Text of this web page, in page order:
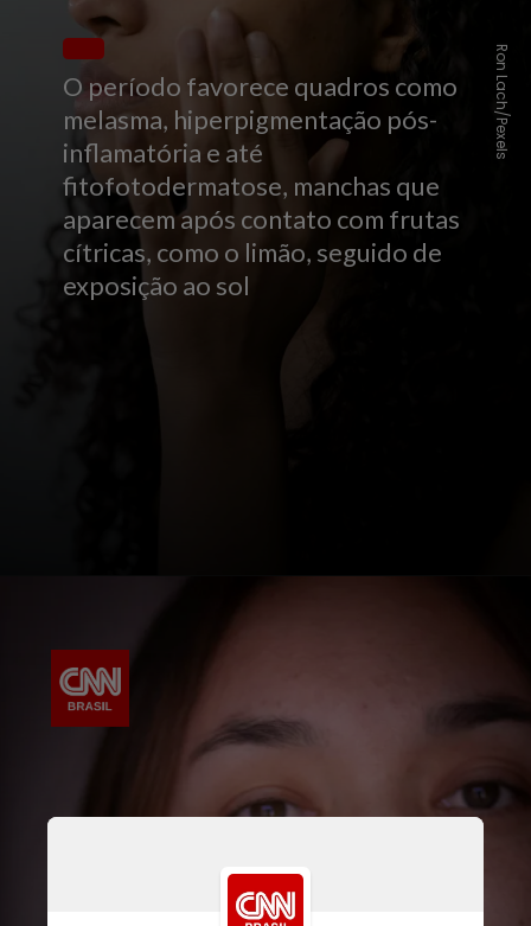
O período favorece quadros como
melasma, hiperpigmentação pós-
inflamatória e até
fitofotodermatose, manchas que
aparecem após contato com frutas
cítricas, como o limão, seguido de
exposição ao sol
Ron Lach/Pexels